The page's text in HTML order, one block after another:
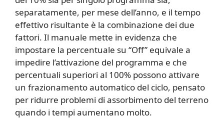
separatamente, per mese dell’anno, e il tempo
effettivo risultante è la combinazione dei due
fattori. Il manuale mette in evidenza che
impostare la percentuale su “Off” equivale a
impedire l’attivazione del programma e che
percentuali superiori al 100% possono attivare
un frazionamento automatico del ciclo, pensato
per ridurre problemi di assorbimento del terreno
quando i tempi aumentano molto.